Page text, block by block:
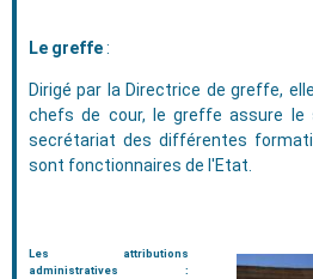
Le greffe:
Dirigé par la Directrice de greffe,
chefs de cour, le greffe assure le
secrétariat des différentes
sont fonctionnaires de l'Etat.
Les attributions
administratives :